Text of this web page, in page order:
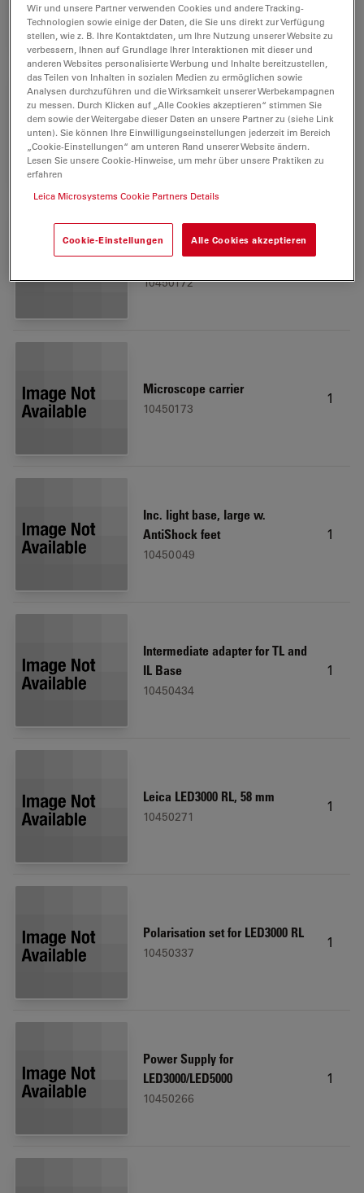
Microscope Objective
Achromat 1.0x, WD = 90 mm
10450159
1
Focus drive 500 mm M-Series
10450172
Microscope carrier
10450173
1
Inc. light base, large w.
AntiShock feet
10450049
1
Intermediate adapter for TL and
IL Base
10450434
1
Leica LED3000 RL, 58 mm
10450271
1
Polarisation set for LED3000 RL
10450337
1
Power Supply for
LED3000/LED5000
10450266
1
Wir und unsere Partner verwenden Cookies und andere Tracking-
Technologien sowie einige der Daten, die Sie uns direkt zur Verfügung
stellen, wie z. B. Ihre Kontaktdaten, um Ihre Nutzung unserer Website zu
verbessern, Ihnen auf Grundlage Ihrer Interaktionen mit dieser und
anderen Websites personalisierte Werbung und Inhalte bereitzustellen,
das Teilen von Inhalten in sozialen Medien zu ermöglichen sowie
Analysen durchzuführen und die Wirksamkeit unserer Werbekampagnen
zu messen. Durch Klicken auf „Alle Cookies akzeptieren“ stimmen Sie
dem sowie der Weitergabe dieser Daten an unsere Partner zu (siehe Link
unten). Sie können Ihre Einwilligungseinstellungen jederzeit im Bereich
„Cookie-Einstellungen“ am unteren Rand unserer Website ändern.
Lesen Sie unsere Cookie-Hinweise, um mehr über unsere Praktiken zu
erfahren
Leica Microsystems Cookie Partners Details
Cookie-Einstellungen Alle Cookies akzeptieren